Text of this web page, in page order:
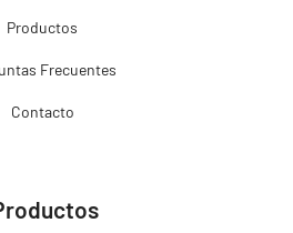
Productos
Frecuentes
Contacto